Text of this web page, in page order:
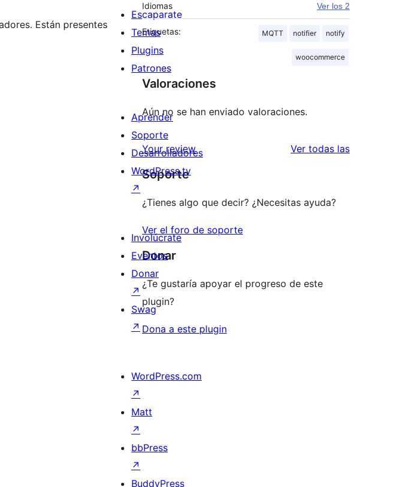
Están presentes
Idiomas Ver los 2
Etiquetas: MQTT notifier notify
woocommerce
Valoraciones
Aún no se han enviado valoraciones.
Your review Ver todas lasvaloraciones
Soporte
¿Tienes algo que decir? ¿Necesitas ayuda?
Ver el foro de soporte
Donar
¿Te gustaría apoyar el progreso de este
plugin?
Dona a este plugin
Escaparate
Temas
Plugins
Patrones
Aprender
Soporte
Desarrolladores
WordPress.tv
↗
Involúcrate
Eventos
Donar
↗
Swag
↗
WordPress.com
↗
Matt
↗
bbPress
↗
BuddyPress